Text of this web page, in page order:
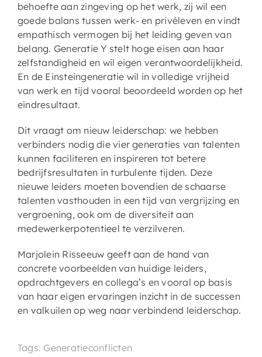
behoefte aan zingeving op het werk, zij wil een
goede balans tussen werk- en privéleven en vindt
empathisch vermogen bij het leiding geven van
belang. Generatie Y stelt hoge eisen aan haar
zelfstandigheid en wil eigen verantwoordelijkheid.
En de Einsteingeneratie wil in volledige vrijheid
van werk en tijd vooral beoordeeld worden op het
eindresultaat.
Dit vraagt om nieuw leiderschap: we hebben
verbinders nodig die vier generaties van talenten
kunnen faciliteren en inspireren tot betere
bedrijfsresultaten in turbulente tijden. Deze
nieuwe leiders moeten bovendien de schaarse
talenten vasthouden in een tijd van vergrijzing en
vergroening, ook om de diversiteit aan
medewerkerpotentieel te verzilveren.
Marjolein Risseeuw geeft aan de hand van
concrete voorbeelden van huidige leiders,
opdrachtgevers en collega’s en vooral op basis
van haar eigen ervaringen inzicht in de successen
en valkuilen op weg naar verbindend leiderschap.
Tags: Generatieconflicten